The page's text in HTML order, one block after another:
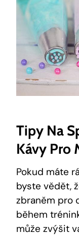
Tipy Na
‍kávy Pro
Pokud máte
byste ​vědět,
zbraněm pro
během
může zvýšit